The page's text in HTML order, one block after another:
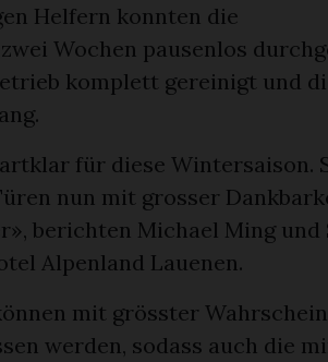
Helfern konnten die
Wochen pausenlos
komplett gereinigt und
für diese Wintersaison.
nun mit grosser
berichten Michael Ming und
Alpenland Lauenen.
mit grösster
werden, sodass auch die